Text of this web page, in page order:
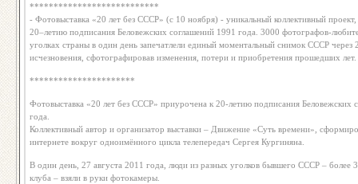
***************************
- Фотовыставка «20 лет без СССР» (с 10 ноября) - уникальный коллективный
20–летию подписания Беловежских соглашений 1991 года. 3000 фотографов-
уголках страны в один день запечатлели единый моментальный снимок СССР через
исчезновения, сфотографировав изменения, потери и приобретения прошедших лет.
**********************
Фотовыставка «20 лет без СССР» приурочена к 20-летию подписания Беловежских
года.
Коллективный автор и организатор выставки – Движение «Суть времени»,
интернете вокруг одноимённого цикла телепередач Сергея Кургиняна.
В один день, 27 августа 2011 года, люди из разных уголков бывшего СССР – более
клуба – взяли в руки фотокамеры.